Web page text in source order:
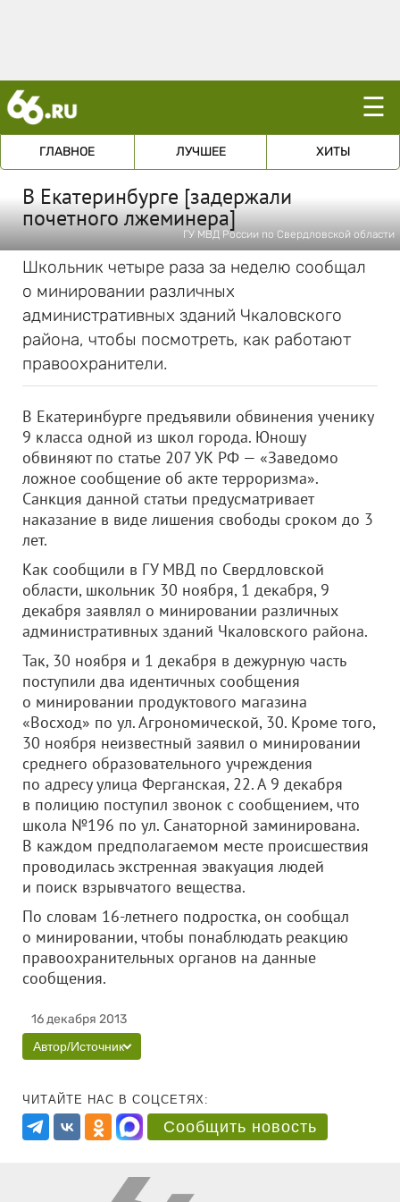
☰
ГЛАВНОЕ ЛУЧШЕЕ ХИТЫ
В Екатеринбурге [задержали
почетного лжеминера]
ГУ МВД России по Свердловской области
Школьник четыре раза за неделю сообщал
о минировании различных
административных зданий Чкаловского
района, чтобы посмотреть, как работают
правоохранители.
В Екатеринбурге предъявили обвинения ученику
9 класса одной из школ города. Юношу
обвиняют по статье 207 УК РФ — «Заведомо
ложное сообщение об акте терроризма».
Санкция данной статьи предусматривает
наказание в виде лишения свободы сроком до 3
лет.
Как сообщили в ГУ МВД по Свердловской
области, школьник 30 ноября, 1 декабря, 9
декабря заявлял о минировании различных
административных зданий Чкаловского района.
Так, 30 ноября и 1 декабря в дежурную часть
поступили два идентичных сообщения
о минировании продуктового магазина
«Восход» по ул. Агрономической, 30. Кроме того,
30 ноября неизвестный заявил о минировании
среднего образовательного учреждения
по адресу улица Ферганская, 22. А 9 декабря
в полицию поступил звонок с сообщением, что
школа №196 по ул. Санаторной заминирована.
В каждом предполагаемом месте происшествия
проводилась экстренная эвакуация людей
и поиск взрывчатого вещества.
По словам 16-летнего подростка, он сообщал
о минировании, чтобы понаблюдать реакцию
правоохранительных органов на данные
сообщения.
16 декабря 2013
Автор/Источник
ЧИТАЙТЕ НАС В СОЦСЕТЯХ:
Сообщить новость